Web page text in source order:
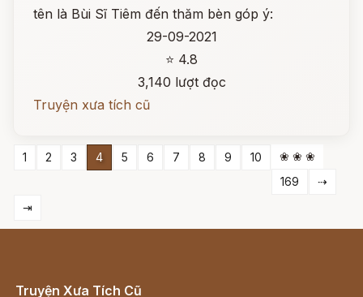
tên là Bùi Sĩ Tiêm đến thăm bèn góp ý:
29-09-2021
⭐ 4.8
3,140 lượt đọc
Truyện xưa tích cũ
1 2 3 4 5 6 7 8 9 10
❀ ❀ ❀
169
⇢
⇥
Truyện Xưa Tích Cũ